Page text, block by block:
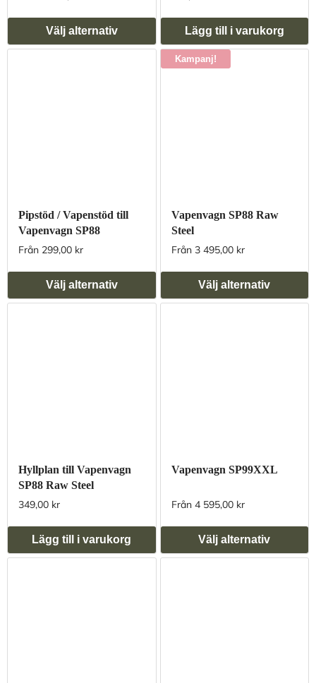
Välj alternativ Lägg till i varukorg
Pipstöd / Vapenstöd till
Vapenvagn SP88
Från 299,00 kr
Välj alternativ
Kampanj!
Vapenvagn SP88 Raw
Steel
Från 3 495,00 kr
Välj alternativ
Hyllplan till Vapenvagn
SP88 Raw Steel
349,00 kr
Lägg till i varukorg
Vapenvagn SP99XXL
Från 4 595,00 kr
Välj alternativ